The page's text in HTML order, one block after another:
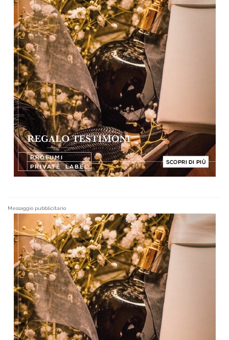
Messaggio pubblicitario